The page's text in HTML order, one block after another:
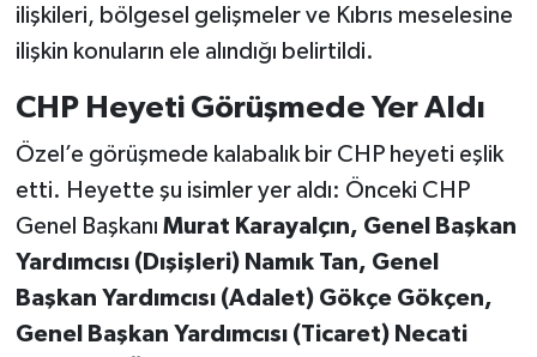
ilişkileri, bölgesel gelişmeler ve Kıbrıs meselesine
ilişkin konuların ele alındığı belirtildi.
CHP Heyeti Görüşmede Yer Aldı
Özel’e görüşmede kalabalık bir CHP heyeti eşlik
etti. Heyette şu isimler yer aldı: Önceki CHP
Genel Başkanı Murat Karayalçın, Genel Başkan
Yardımcısı (Dışişleri) Namık Tan, Genel
Başkan Yardımcısı (Adalet) Gökçe Gökçen,
Genel Başkan Yardımcısı (Ticaret) Necati